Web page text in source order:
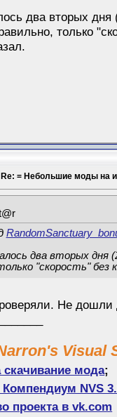
два вторых
только
Re: = Небольшие моды на
два вторых дня
"скорость" без
Не
Visual
мода;
NVS
проекта в vk.com